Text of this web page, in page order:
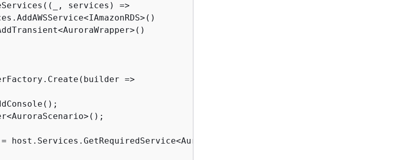
services) =>
=>
host.Services.GetRequiredService<AuroraWrapper>();